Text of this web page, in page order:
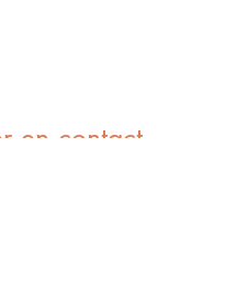
en contact